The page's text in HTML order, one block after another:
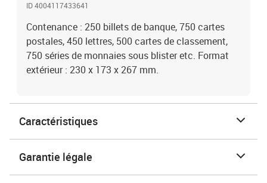
ID 4004117433641
Contenance : 250 billets de banque, 750 cartes
postales, 450 lettres, 500 cartes de classement,
750 séries de monnaies sous blister etc. Format
extérieur : 230 x 173 x 267 mm.
Caractéristiques
Garantie légale